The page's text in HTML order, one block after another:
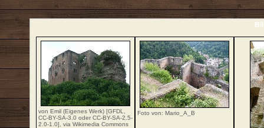
von Emil (Eigenes Werk) [GFDL
CC-BY-SA-3.0 oder CC-BY-SA-2.5-
2.0-1.0], via Wikimedia Commons
Foto von: Mario_A_B